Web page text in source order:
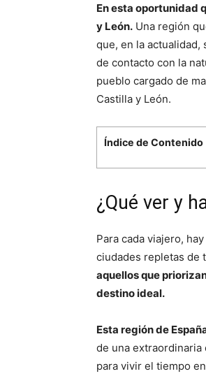
En esta oportunidad
y León. Una región
que, en la
de contacto con la
pueblo cargado de
Castilla y León.
Índice de Contenido
¿Qué ver y
Para cada viajero,
ciudades repletas de
aquellos que
destino ideal.
Esta región de
de una
para vivir el tiempo